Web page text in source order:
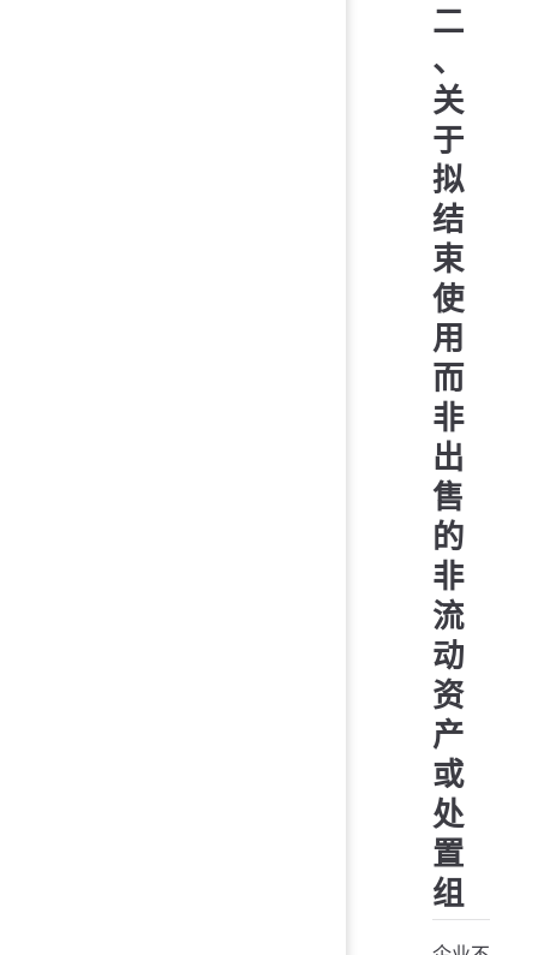
二
、
关
于
拟
结
束
使
用
而
非
出
售
的
非
流
动
资
产
或
处
置
组